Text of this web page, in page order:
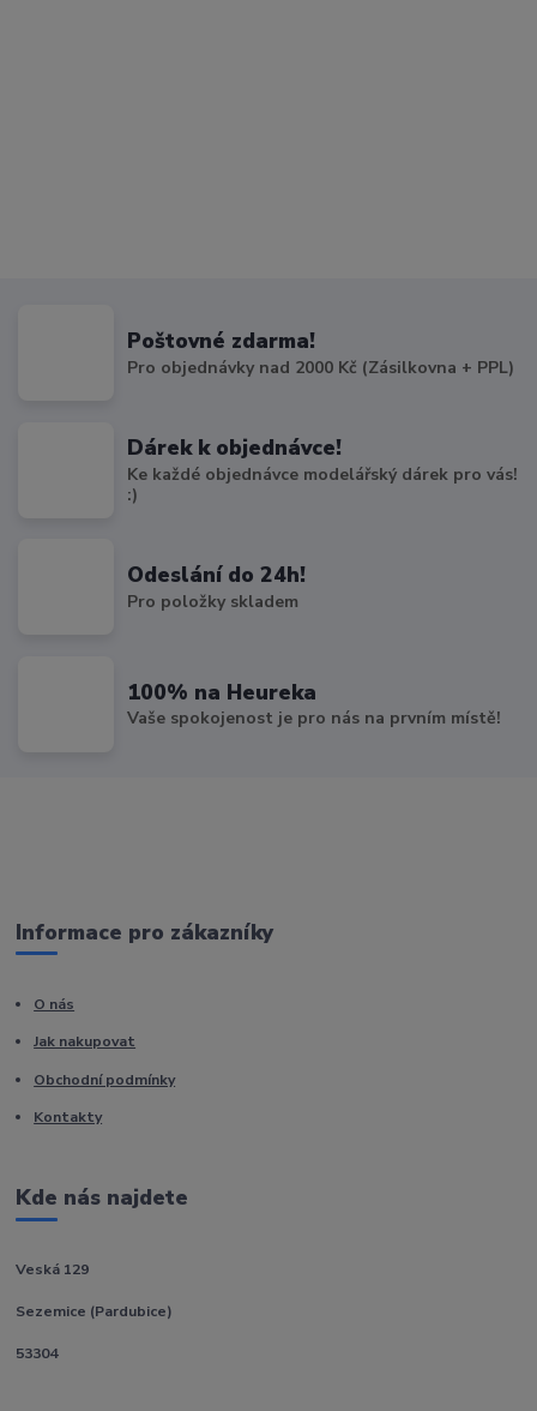
Poštovné zdarma!
Pro objednávky nad 2000 Kč (Zásilkovna + PPL)
Dárek k objednávce!
Ke každé objednávce modelářský dárek pro vás!
:)
Odeslání do 24h!
Pro položky skladem
100% na Heureka
Vaše spokojenost je pro nás na prvním místě!
Informace pro zákazníky
O nás
Jak nakupovat
Obchodní podmínky
Kontakty
Kde nás najdete
Veská 129
Sezemice (Pardubice)
53304